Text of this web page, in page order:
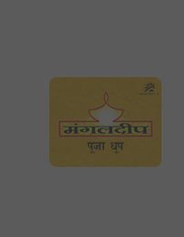
आदेश, पुरानो फैसला पुनरावलोकन हुने